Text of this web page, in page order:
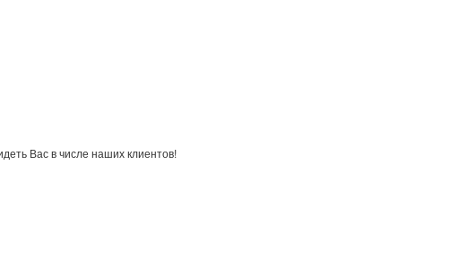
Вас в числе наших клиентов!